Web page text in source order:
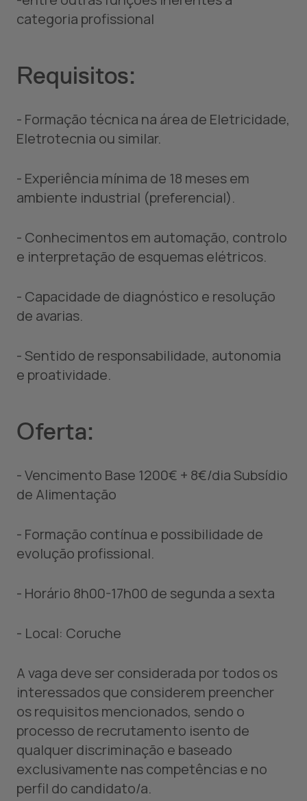
categoria profissional
Requisitos:
- Formação técnica na área de Eletricidade,
Eletrotecnia ou similar.
- Experiência mínima de 18 meses em
ambiente industrial (preferencial).
- Conhecimentos em automação, controlo
e interpretação de esquemas elétricos.
- Capacidade de diagnóstico e resolução
de avarias.
- Sentido de responsabilidade, autonomia
e proatividade.
Oferta:
- Vencimento Base 1200€ + 8€/dia Subsídio
de Alimentação
- Formação contínua e possibilidade de
evolução profissional.
- Horário 8h00-17h00 de segunda a sexta
- Local: Coruche
A vaga deve ser considerada por todos os
interessados que considerem preencher
os requisitos mencionados, sendo o
processo de recrutamento isento de
qualquer discriminação e baseado
exclusivamente nas competências e no
perfil do candidato/a.